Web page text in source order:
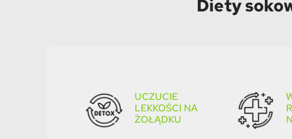
Diety
UCZUCIE
LEKKOŚCI NA
ŻOŁĄDKU